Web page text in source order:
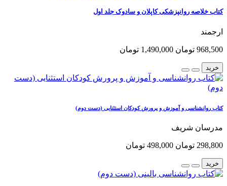
کتاب خلاصه روانپزشکی کاپلان و سادوک جلد اول
ارجمند
968,500 تومان 1,490,000 تومان
خرید
کتاب روانشناسی و آموزش و پرورش کودکان استثنایی (دست دوم)
مدرسان شریف
298,800 تومان 498,000 تومان
خرید